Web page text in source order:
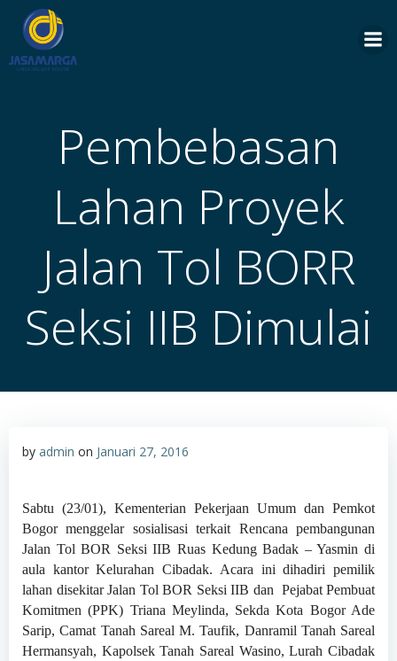
Pembebasan
Lahan Proyek
Jalan Tol BORR
Seksi IIB Dimulai
by admin on Januari 27, 2016
Sabtu (23/01), Kementerian Pekerjaan Umum dan Pemkot
Bogor menggelar sosialisasi terkait Rencana pembangunan
Jalan Tol BOR Seksi IIB Ruas Kedung Badak – Yasmin di
aula kantor Kelurahan Cibadak. Acara ini dihadiri pemilik
lahan disekitar Jalan Tol BOR Seksi IIB dan Pejabat Pembuat
Komitmen (PPK) Triana Meylinda, Sekda Kota Bogor Ade
Sarip, Camat Tanah Sareal M. Taufik, Danramil Tanah Sareal
Hermansyah, Kapolsek Tanah Sareal Wasino, Lurah Cibadak